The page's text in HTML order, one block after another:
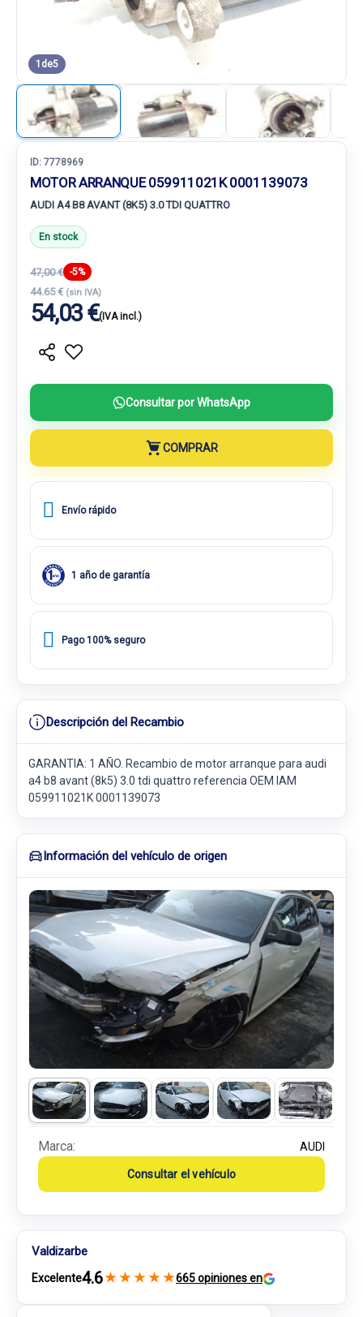
1 de5
ID: 7778969
MOTOR ARRANQUE 059911021K 0001139073
AUDI A4 B8 AVANT (8K5) 3.0 TDI QUATTRO
En stock
47,00 € -5%
44.65 € (sin IVA)
54,03 €(IVA incl.)
Consultar por WhatsApp
COMPRAR
Envío rápido
1 año de garantía
Pago 100% seguro
Descripción del Recambio
GARANTIA: 1 AÑO. Recambio de motor arranque para audi
a4 b8 avant (8k5) 3.0 tdi quattro referencia OEM IAM
059911021K 0001139073
Información del vehículo de origen
Marca: AUDI
Consultar el vehículo
Valdizarbe
Excelente4.6★ ★ ★ ★ ★665 opiniones en